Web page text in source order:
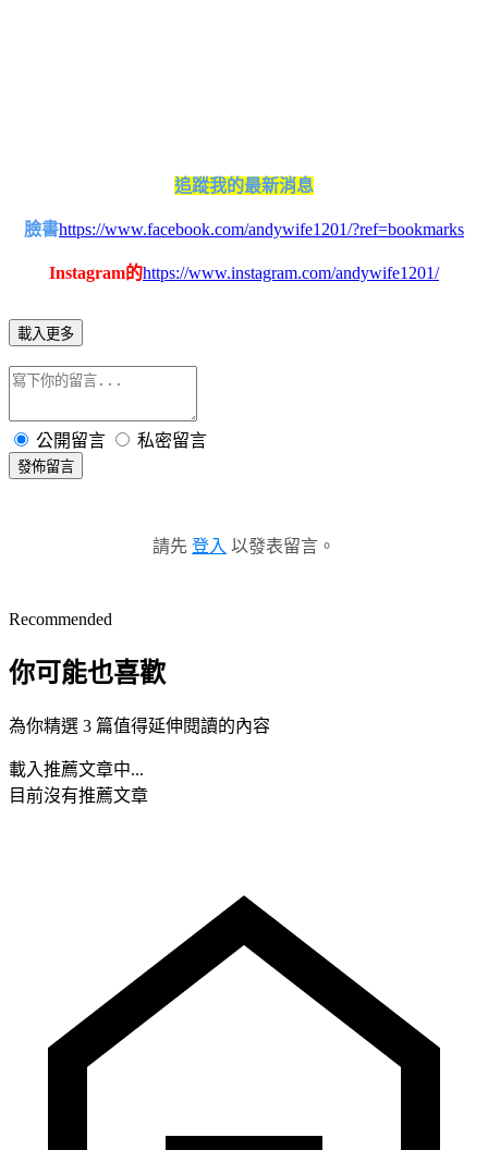
追蹤我的最新消息
臉書https://www.facebook.com/andywife1201/?ref=bookmarks
Instagram的https://www.instagram.com/andywife1201/
載入更多
公開留言 私密留言
發佈留言
請先 登入 以發表留言。
Recommended
你可能也喜歡
為你精選 3 篇值得延伸閱讀的內容
載入推薦文章中...
目前沒有推薦文章